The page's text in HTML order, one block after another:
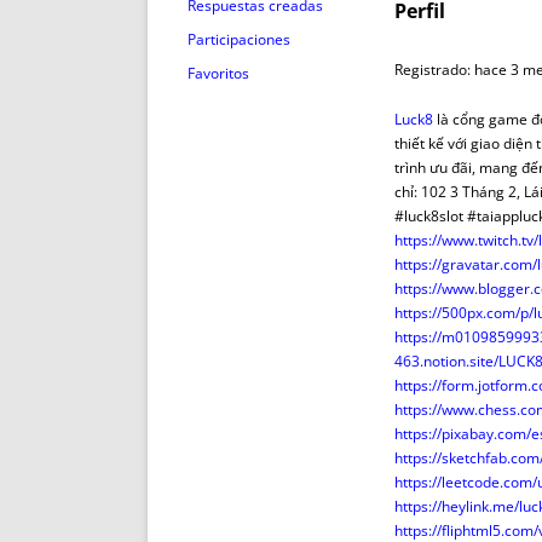
A MANO
SUCESIONES
LH Y
Respuestas creadas
Participaciones
Favoritos
Perfil
Registrado: hace 3
Luck8 là cổng game
thiết kế với giao diện
trình ưu đãi, mang
chỉ: 102 3 Tháng 2,
#luck8slot
https://
https://gravatar.com/
https://
https://500px.com/p/
https://
463.notion.site/
https://
https://
https://pixabay.com/
https://
https://
https://heylink.me/
https://